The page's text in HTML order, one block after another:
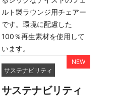
ルト製ラウンジ用チェアー
です。環境に配慮した
100％再生素材を使用して
います。
サステナビリティ
サステナビリティ